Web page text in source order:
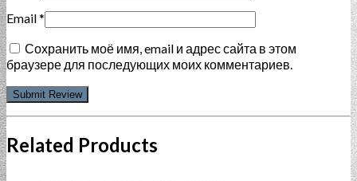
Email*
Сохранить моё имя, email и адрес сайта в этом
браузере для последующих моих комментариев.
Related Products